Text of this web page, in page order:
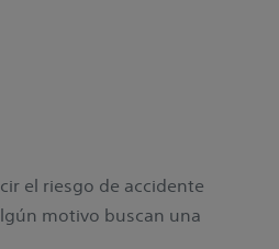
el riesgo de accidente
motivo buscan una